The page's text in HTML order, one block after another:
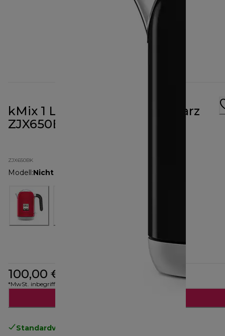
kMix 1 L Wasserkocher Schwarz
ZJX650BK
ZJX650BK
Modell:Nicht angegeben
100,00 €
*MwSt. inbegriffen
Standardversand kostenlos